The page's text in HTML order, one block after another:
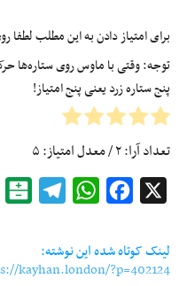
برای امتیاز دادن به این مطلب لطفا
توجه: وقتی با ماوس روی ستاره‌ها
پنج ستاره زرد یعنی پنج امتیاز!
تعداد آرا:۲/ معدل امتیاز:۵
Facebook
WhatsApp
لینک کوتاه شده این نوشته:
kayhan.london/?p=402124